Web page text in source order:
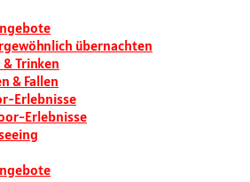
übernachten
& Trinken
& Fallen
Erlebnisse
Erlebnisse